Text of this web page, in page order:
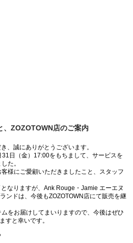
、ZOZOTOWN店のご案内
、誠にありがとうございます。
日（金）17:00をもちまして、サービスを
た。
様にご愛顧いただきましたこと、スタッフ
なりますが、Ank Rouge・Jamie エーエヌ
ンドは、今後もZOZOTOWN店にて販売を継
をお届けしてまいりますので、今後はぜひ
すと幸いです。